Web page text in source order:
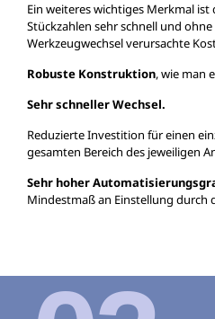
Ein weiteres wichtiges Merkmal
Stückzahlen sehr schnell und
Werkzeugwechsel verursachte
Robuste Konstruktion, wie man
Sehr schneller Wechsel.
Reduzierte Investition für einen
gesamten Bereich des jeweiligen
Sehr hoher
Mindestmaß an Einstellung durch